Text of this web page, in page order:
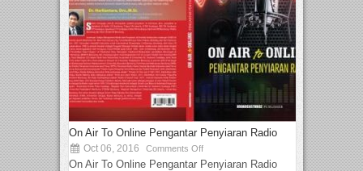
On Air To Online Pengantar Penyiaran Radio
Oct 06, 2016 Comments Off
On Air To Online Pengantar Penyiaran Radio